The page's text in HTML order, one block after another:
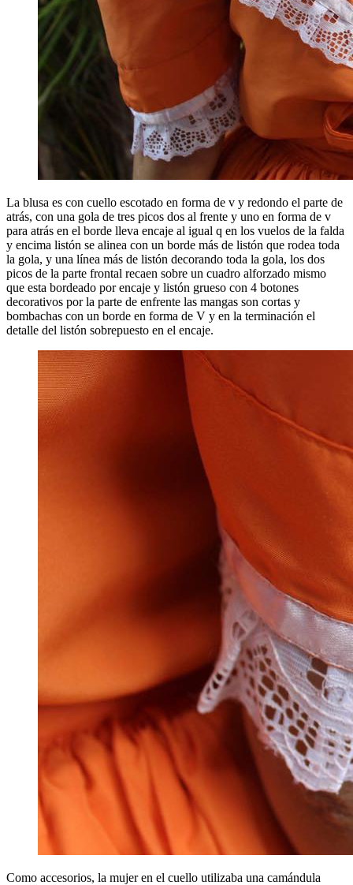
La blusa es con cuello escotado en forma de v y redondo el parte de
atrás, con una gola de tres picos dos al frente y uno en forma de v
para atrás en el borde lleva encaje al igual q en los vuelos de la falda
y encima listón se alinea con un borde más de listón que rodea toda
la gola, y una línea más de listón decorando toda la gola, los dos
picos de la parte frontal recaen sobre un cuadro alforzado mismo
que esta bordeado por encaje y listón grueso con 4 botones
decorativos por la parte de enfrente las mangas son cortas y
bombachas con un borde en forma de V y en la terminación el
detalle del listón sobrepuesto en el encaje.
Como accesorios, la mujer en el cuello utilizaba una camándula